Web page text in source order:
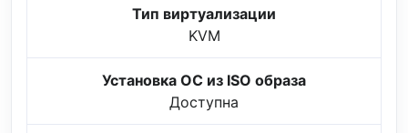
Тип виртуализации
KVM
Установка ОС из ISO образа
Доступна